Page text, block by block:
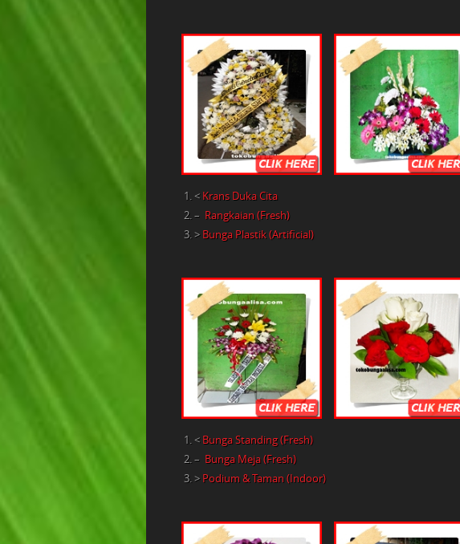
< Krans Duka Cita
– Rangkaian (Fresh)
> Bunga Plastik (Artificial)
< Bunga Standing (Fresh)
– Bunga Meja (Fresh)
> Podium & Taman (Indoor)